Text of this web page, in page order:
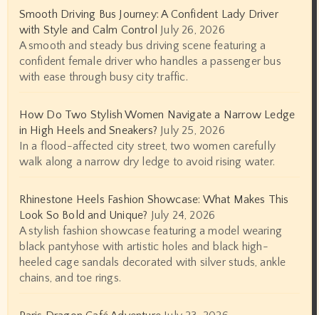
Smooth Driving Bus Journey: A Confident Lady Driver
with Style and Calm Control July 26, 2026
A smooth and steady bus driving scene featuring a
confident female driver who handles a passenger bus
with ease through busy city traffic.
How Do Two Stylish Women Navigate a Narrow Ledge
in High Heels and Sneakers? July 25, 2026
In a flood-affected city street, two women carefully
walk along a narrow dry ledge to avoid rising water.
Rhinestone Heels Fashion Showcase: What Makes This
Look So Bold and Unique? July 24, 2026
A stylish fashion showcase featuring a model wearing
black pantyhose with artistic holes and black high-
heeled cage sandals decorated with silver studs, ankle
chains, and toe rings.